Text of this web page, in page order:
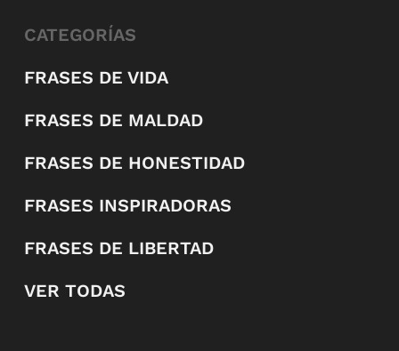
CATEGORÍAS
FRASES DE VIDA
FRASES DE MALDAD
FRASES DE HONESTIDAD
FRASES INSPIRADORAS
FRASES DE LIBERTAD
VER TODAS